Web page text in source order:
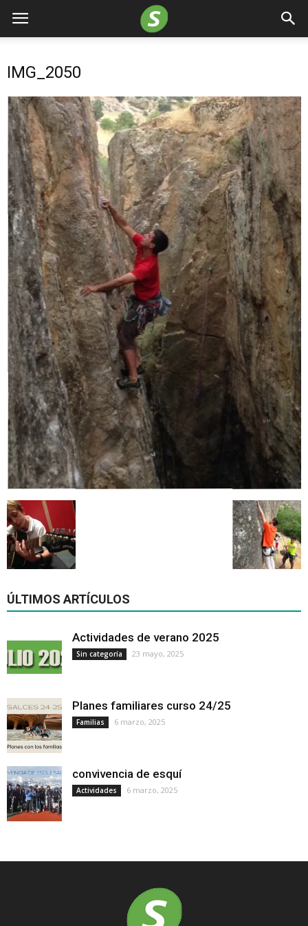
IMG_2050
ÚLTIMOS ARTÍCULOS
Actividades de verano 2025
Sin categoría 23 mayo, 2025
Planes familiares curso 24/25
Familias 6 marzo, 2025
convivencia de esquí
Actividades 6 marzo, 2025